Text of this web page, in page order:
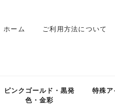
ホーム ご利用方法について
ピンクゴールド・黒発
色・金彩
特殊ア